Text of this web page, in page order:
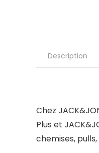
Description
Chez
Plus et
chemises,